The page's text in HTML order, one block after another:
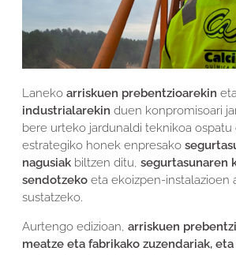
Laneko arriskuen prebentzioarekin
industrialarekin duen konpromisoari
bere urteko jardunaldi teknikoa ospatu
estrategiko honek enpresako
nagusiakbiltzen ditu, segurtasunaren
sendotzekoeta ekoizpen-instalazioen
sustatzeko.
Aurtengo edizioan, arriskuen
meatze eta fabrikako zuzendariak,